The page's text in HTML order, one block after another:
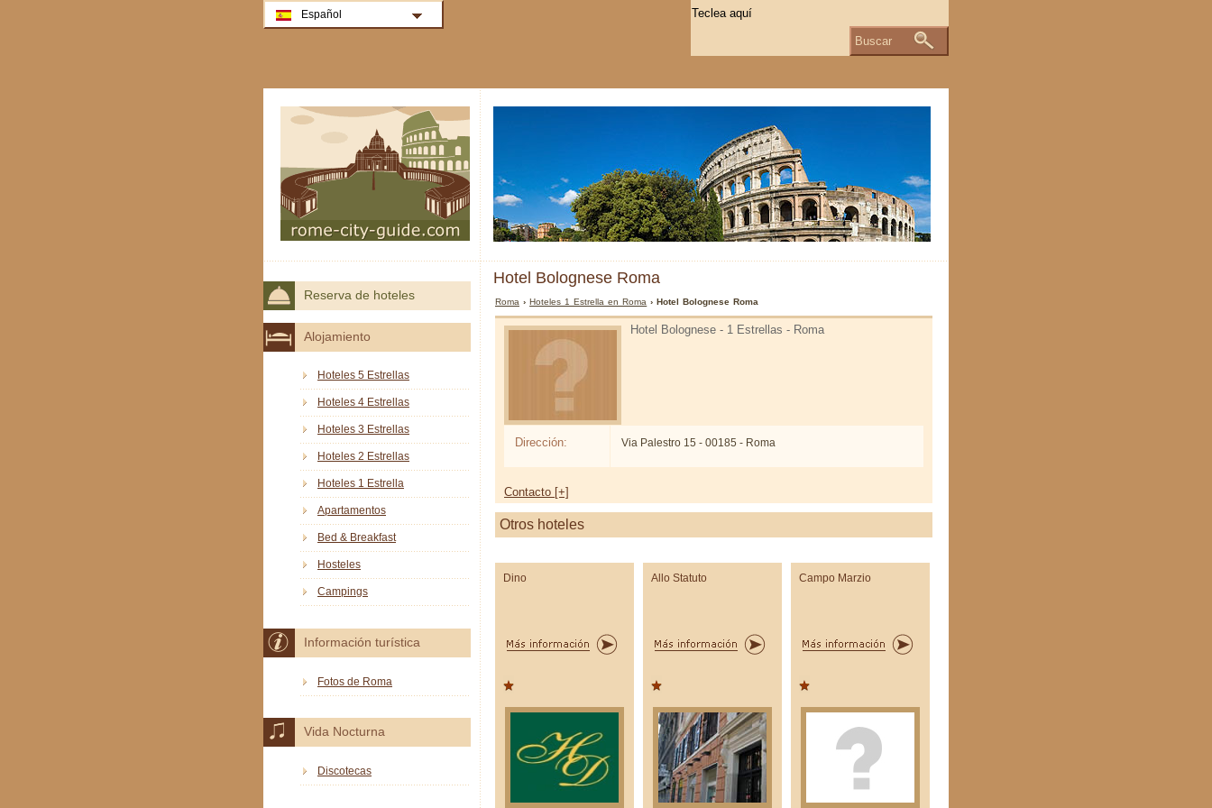
Hotel Bolognese Roma
Roma ›Hoteles 1 Estrella en Roma › Hotel Bolognese Roma
Hotel Bolognese - 1 Estrellas - Roma
Dirección: Via Palestro 15 - 00185 - Roma
Contacto [+]
Otros hoteles
Dino Allo Statuto Campo Marzio
Reserva de hoteles
Alojamiento
Hoteles 5 Estrellas
Hoteles 4 Estrellas
Hoteles 3 Estrellas
Hoteles 2 Estrellas
Hoteles 1 Estrella
Apartamentos
Bed & Breakfast
Hosteles
Campings
Información turística
Fotos de Roma
Vida Nocturna
Discotecas
Español
Buscar